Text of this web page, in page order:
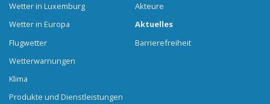
Wetter in Luxemburg
Wetter in Europa
Flugwetter
Wetterwarnungen
Klima
Produkte und Dienstleistungen
Akteure
Aktuelles
Barrierefreiheit